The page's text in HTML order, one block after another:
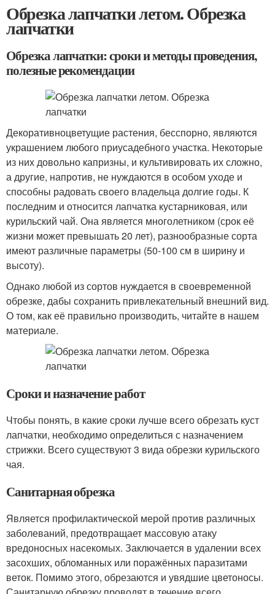
Обрезка лапчатки летом. Обрезка
лапчатки
Обрезка лапчатки: сроки и методы проведения,
полезные рекомендации
Декоративноцветущие растения, бесспорно, являются
украшением любого приусадебного участка. Некоторые
из них довольно капризны, и культивировать их сложно,
а другие, напротив, не нуждаются в особом уходе и
способны радовать своего владельца долгие годы. К
последним и относится лапчатка кустарниковая, или
курильский чай. Она является многолетником (срок её
жизни может превышать 20 лет), разнообразные сорта
имеют различные параметры (50-100 см в ширину и
высоту).
Однако любой из сортов нуждается в своевременной
обрезке, дабы сохранить привлекательный внешний вид.
О том, как её правильно производить, читайте в нашем
материале.
Сроки и назначение работ
Чтобы понять, в какие сроки лучше всего обрезать куст
лапчатки, необходимо определиться с назначением
стрижки. Всего существуют 3 вида обрезки курильского
чая.
Санитарная обрезка
Является профилактической мерой против различных
заболеваний, предотвращает массовую атаку
вредоносных насекомых. Заключается в удалении всех
засохших, обломанных или поражённых паразитами
веток. Помимо этого, обрезаются и увядшие цветоносы.